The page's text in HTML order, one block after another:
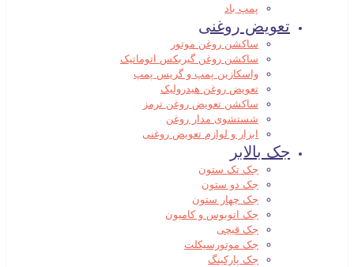
پمپ باد
تعویض روغنی
ساکشن روغن موتور
ساکشن روغن گیربکس اتوماتیک
واسکازین پمپ و گریس پمپ
تعویض روغن هیدرولیک
ساکشن تعویض روغن ترمز
شستشوی مدار روغن
ابزار و لوازم تعویض روغنی
جک بالابر
جک تک ستون
جک دو ستون
جک چهار ستون
جک اتوبوس و کامیون
جک قیچی
جک موتورسیکلت
جک پارکینگ